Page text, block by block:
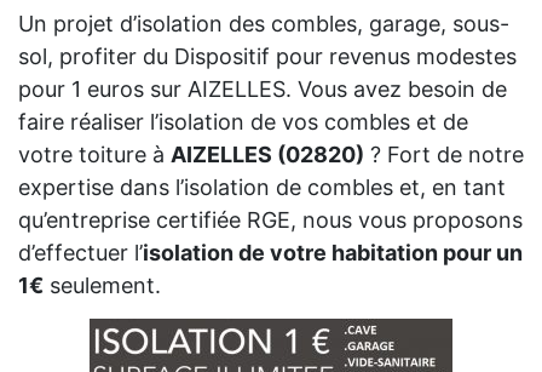
Un projet d’isolation des combles, garage, sous-
sol, profiter du Dispositif pour revenus modestes
pour 1 euros sur AIZELLES. Vous avez besoin de
faire réaliser l’isolation de vos combles et de
votre toiture à AIZELLES (02820) ? Fort de notre
expertise dans l’isolation de combles et, en tant
qu’entreprise certifiée RGE, nous vous proposons
d’effectuer l’isolation de votre habitation pour un
1€ seulement.